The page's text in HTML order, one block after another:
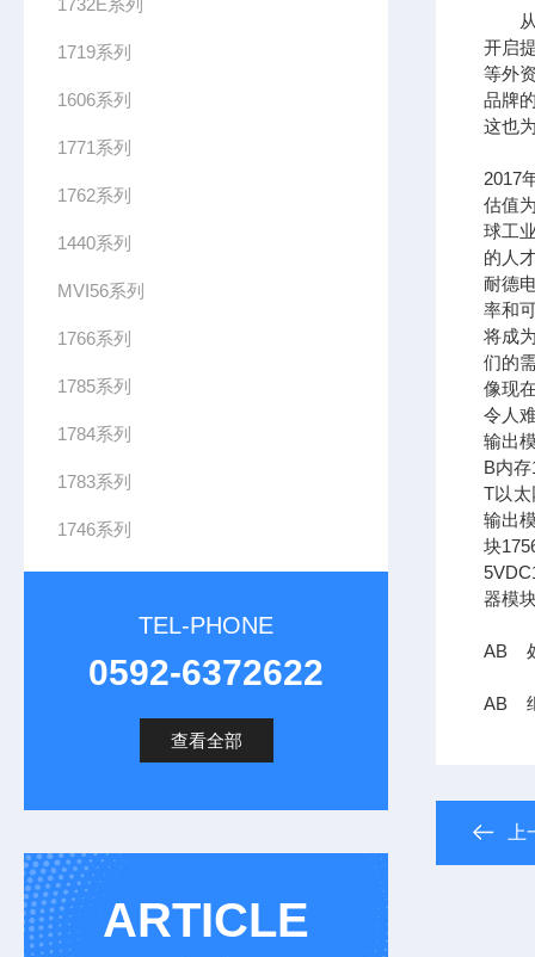
1732E系列
1719系列
1606系列
1771系列
1762系列
1440系列
MVI56系列
1766系列
1785系列
1784系列
1783系列
1746系列
TEL-PHONE
0592-6372622
查看全部
ARTICLE
从全
开启
等外
品牌
这也
2017
估值
球工
的人
耐德
率和
将成
们的
像现
令人
输出
B内
T以太
输出
块
器模
AB
AB